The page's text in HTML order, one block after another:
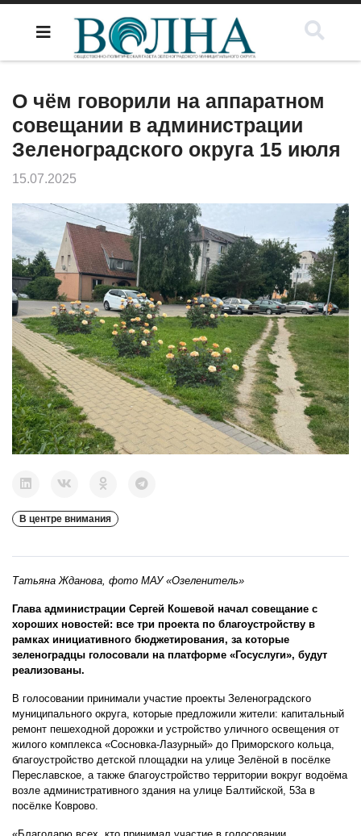
О чём говорили на аппаратном
совещании в администрации
Зеленоградского округа 15 июля
15.07.2025
В центре внимания
Татьяна Жданова, фото МАУ «Озеленитель»
Глава администрации Сергей Кошевой начал совещание с
хороших новостей: все три проекта по благоустройству в
рамках инициативного бюджетирования, за которые
зеленоградцы голосовали на платформе «Госуслуги», будут
реализованы.
В голосовании принимали участие проекты Зеленоградского
муниципального округа, которые предложили жители: капитальный
ремонт пешеходной дорожки и устройство уличного освещения от
жилого комплекса «Сосновка-Лазурный» до Приморского кольца,
благоустройство детской площадки на улице Зелёной в посёлке
Переславское, а также благоустройство территории вокруг водоёма
возле административного здания на улице Балтийской, 53а в
посёлке Коврово.